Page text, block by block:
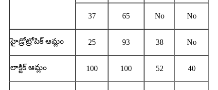
37 65 No No
హైడ్రోట్రోపిక్ ఆమ్లం 25 93 38 No
లాక్టిక్ ఆమ్లం 100 100 52 40